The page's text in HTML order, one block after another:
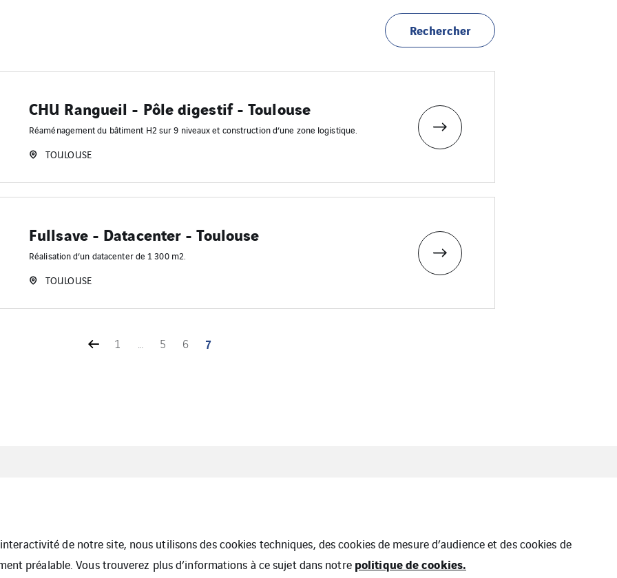
Rechercher
CHU Rangueil - Pôle digestif - Toulouse
Réaménagement du bâtiment H2 sur 9 niveaux et construction d’une zone logistique.
TOULOUSE
Fullsave - Datacenter - Toulouse
Réalisation d’un datacenter de 1 300 m2.
TOULOUSE
1 … 5 6 7
de notre site, nous utilisons des cookies techniques, des cookies de mesure d’audience et des cookies de
préalable. Vous trouverez plus d’informations à ce sujet dans notre politique de cookies.